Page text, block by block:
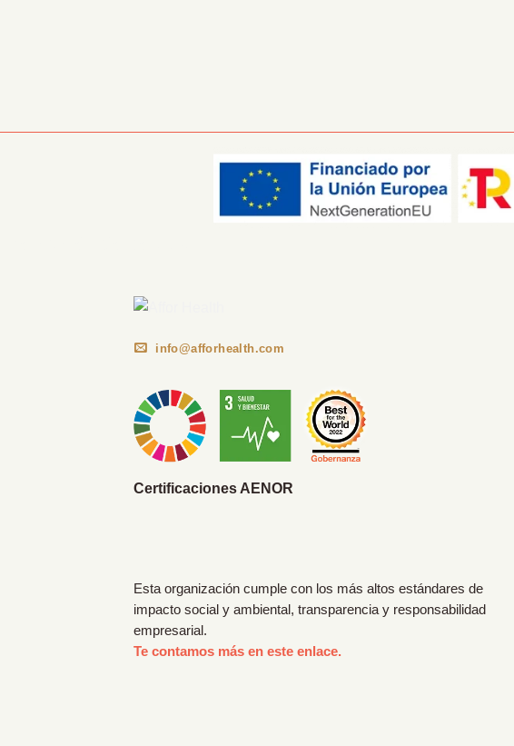
info@afforhealth.com
Certificaciones AENOR
Esta organización cumple con los más altos estándares de
impacto social y ambiental, transparencia y responsabilidad
empresarial.
Te contamos más en este enlace.